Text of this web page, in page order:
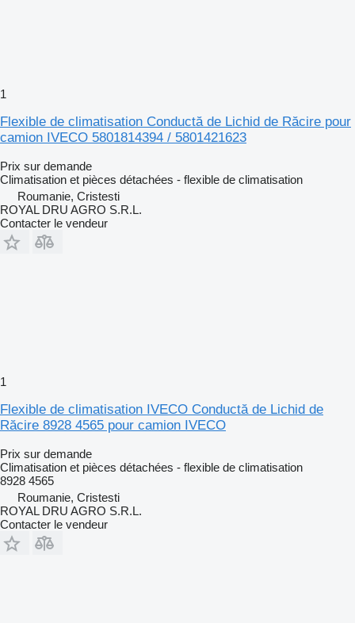
1
Flexible de climatisation Conductă de Lichid de Răcire pour
camion IVECO 5801814394 / 5801421623
Prix sur demande
Climatisation et pièces détachées - flexible de climatisation
Roumanie, Cristesti
ROYAL DRU AGRO S.R.L.
Contacter le vendeur
1
Flexible de climatisation IVECO Conductă de Lichid de
Răcire 8928 4565 pour camion IVECO
Prix sur demande
Climatisation et pièces détachées - flexible de climatisation
8928 4565
Roumanie, Cristesti
ROYAL DRU AGRO S.R.L.
Contacter le vendeur